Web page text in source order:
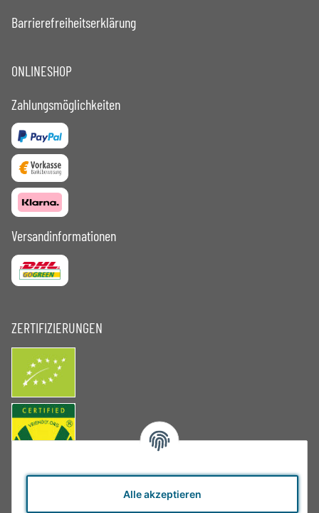
Alle akzeptieren
Barrierefreiheitserklärung
ONLINESHOP
Zahlungsmöglichkeiten
Versandinformationen
ZERTIFIZIERUNGEN